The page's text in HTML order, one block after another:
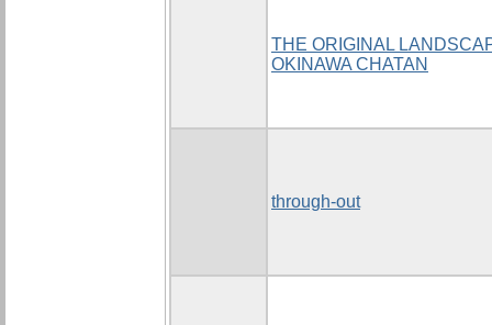
THE ORIGINAL
OKINAWA CHATAN
through-out